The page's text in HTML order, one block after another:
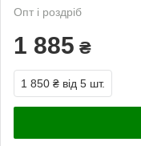
Опт і роздріб
1 885 ₴
1 850 ₴ від 5 шт.